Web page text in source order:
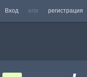
Вход или регистрация